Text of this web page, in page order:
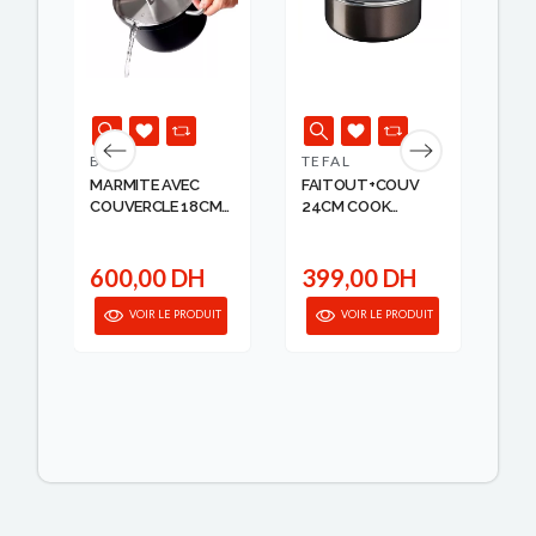
BK
MARMITE AVEC
COUVERCLE 18CM
600,00 DH
VOIR LE PRODUIT
TEFAL
FAITOUT+COUV
24CM COOK
399,00 DH
VOIR LE PRODUIT